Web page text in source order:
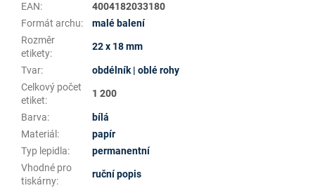
EAN:
4004182033180
Formát archu:
malé balení
Rozměr
etikety:
22 x 18 mm
Tvar:
obdélník | oblé rohy
Celkový počet
etiket:
1 200
Barva:
bílá
Materiál :
papír
Typ lepidla:
permanentní
Vhodné pro
tiskárny:
ruční popis